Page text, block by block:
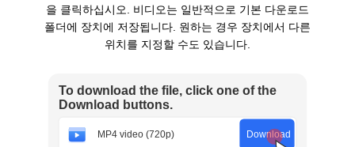
을 클릭하십시오. 비디오는 일반적으로 기본 다운로드
폴더에 장치에 저장됩니다. 원하는 경우 장치에서 다른
위치를 지정할 수도 있습니다.